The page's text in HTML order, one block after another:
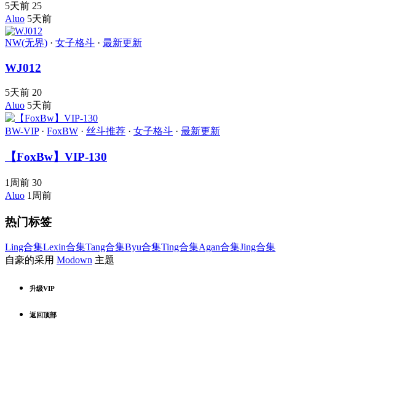
5天前 25
Aluo 5天前
NW(无界) · 女子格斗 · 最新更新
WJ012
5天前 20
Aluo 5天前
BW-VIP· FoxBW · 丝斗推荐 · 女子格斗 · 最新更新
【FoxBw】VIP-130
1周前 30
Aluo 1周前
热门标签
Ling合集Lexin合集Tang合集Byu合集Ting合集Agan合集Jing合集
自豪的采用 Modown 主题
升级VIP
返回顶部